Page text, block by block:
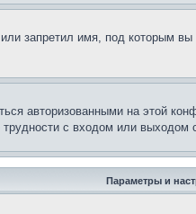
запретил имя, под которым
авторизованными на этой
с входом или
Параметры и